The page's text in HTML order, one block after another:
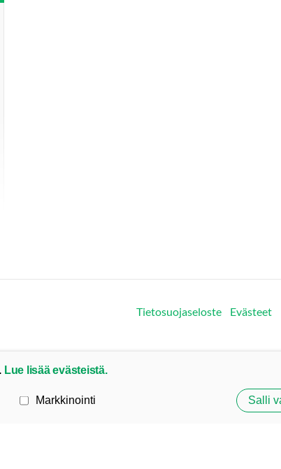
Tietosuojaseloste
Evästeet
Lue lisää evästeistä.
Markkinointi Salli